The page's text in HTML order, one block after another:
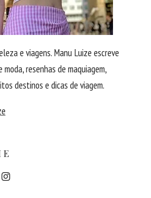
e viagens. Manu Luize escreve
resenhas de maquiagem,
destinos e dicas de viagem.